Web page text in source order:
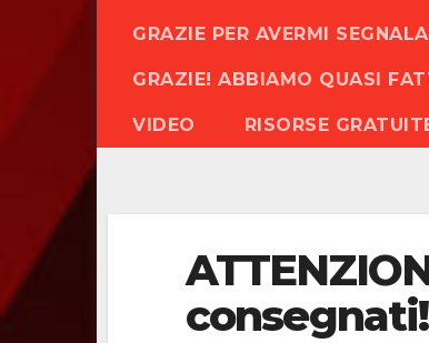
GRAZIE PER AVERMI
GRAZIE! ABBIAMO QUASI
VIDEO RISORSE